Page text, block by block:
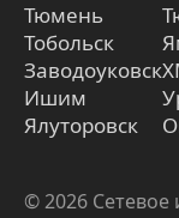
Тюмень
Тобольск
Заводоуковск
Ишим
Ялуторовск
© 2026 Сетевое